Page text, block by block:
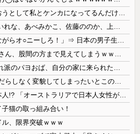
猫の取っ組み合い！
ル、限界突破ｗｗｗ